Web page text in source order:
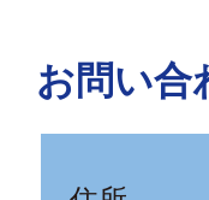
お問い合